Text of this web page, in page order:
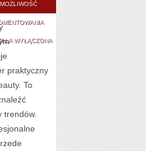
MOŻLIWOŚĆ
STYLIZACJE
NA
KAŻDĄ
OKAZJĘ
WYŁĄCZONA
praktyczny
To
trendów.